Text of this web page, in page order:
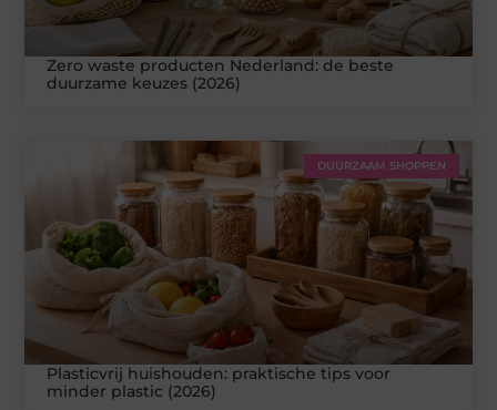
Zero waste producten Nederland: de beste
duurzame keuzes (2026)
DUURZAAM SHOPPEN
Plasticvrij huishouden: praktische tips voor
minder plastic (2026)